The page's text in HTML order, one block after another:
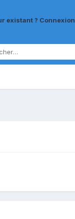
existant ? Connexion